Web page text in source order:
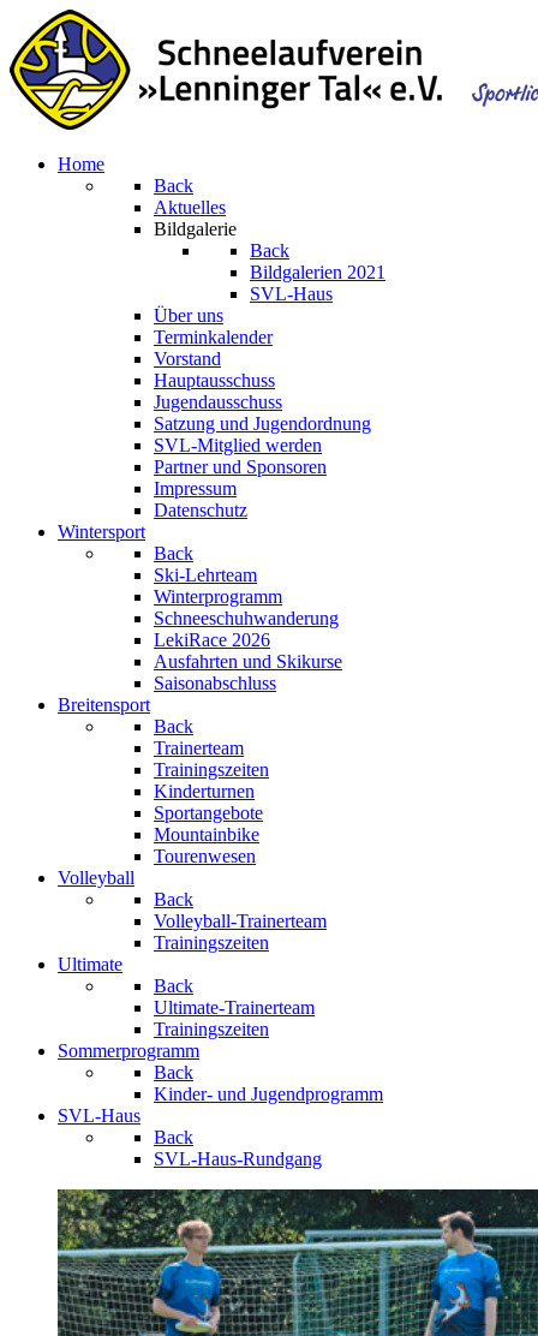
Home
Back
Aktuelles
Bildgalerie
Back
Bildgalerien 2021
SVL-Haus
Über uns
Terminkalender
Vorstand
Hauptausschuss
Jugendausschuss
Satzung und Jugendordnung
SVL-Mitglied werden
Partner und Sponsoren
Impressum
Datenschutz
Wintersport
Back
Ski-Lehrteam
Winterprogramm
Schneeschuhwanderung
LekiRace 2026
Ausfahrten und Skikurse
Saisonabschluss
Breitensport
Back
Trainerteam
Trainingszeiten
Kinderturnen
Sportangebote
Mountainbike
Tourenwesen
Volleyball
Back
Volleyball-Trainerteam
Trainingszeiten
Ultimate
Back
Ultimate-Trainerteam
Trainingszeiten
Sommerprogramm
Back
Kinder- und Jugendprogramm
SVL-Haus
Back
SVL-Haus-Rundgang